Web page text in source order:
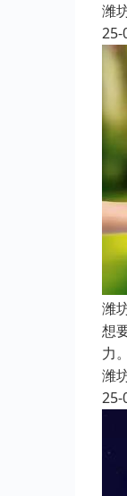
潍
25-
潍
想
力
潍
25-